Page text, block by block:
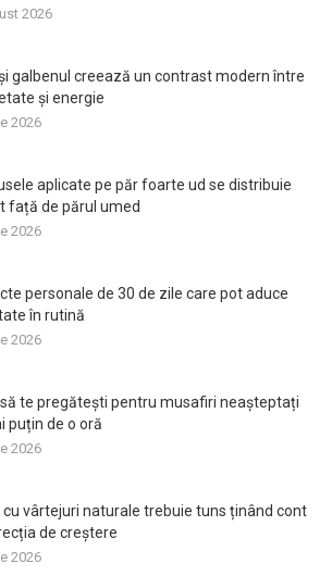
2026
galbenul creează un contrast modern între
și energie
2026
aplicate pe păr foarte ud se distribuie
față de părul umed
2026
personale de 30 de zile care pot aduce
în rutină
2026
te pregătești pentru musafiri neașteptați
puțin de o oră
2026
cu vârtejuri naturale trebuie tuns ținând cont
de creștere
2026